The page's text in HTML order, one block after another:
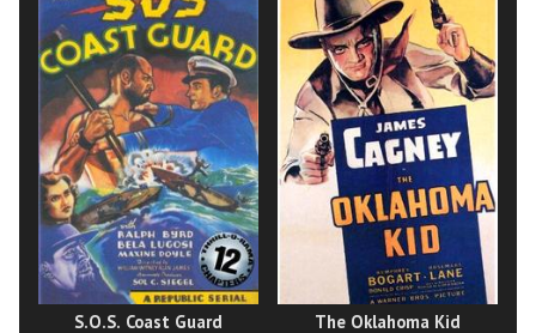
S.O.S. Coast Guard The Oklahoma Kid